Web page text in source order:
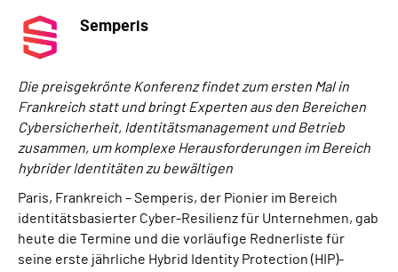
Semperis
Die preisgekrönte Konferenz findet zum ersten Mal in
Frankreich statt und bringt Experten aus den Bereichen
Cybersicherheit, Identitätsmanagement und Betrieb
zusammen, um komplexe Herausforderungen im Bereich
hybrider Identitäten zu bewältigen
Paris, Frankreich – Semperis, der Pionier im Bereich
identitätsbasierter Cyber-Resilienz für Unternehmen, gab
heute die Termine und die vorläufige Rednerliste für
seine erste jährliche Hybrid Identity Protection (HIP)-